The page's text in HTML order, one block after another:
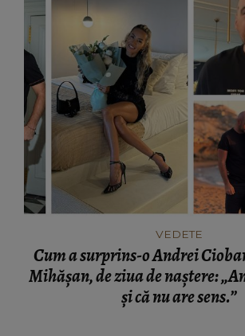
VEDETE
Cum a surprins-o Andrei
Mihășan, de ziua de naștere:
și că nu are sens.”